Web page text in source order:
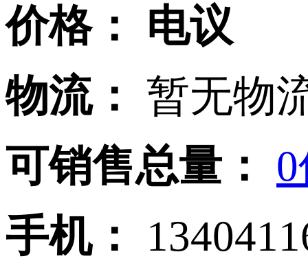
价格：
电议
物流： 暂无物
可销售总量：
手机：